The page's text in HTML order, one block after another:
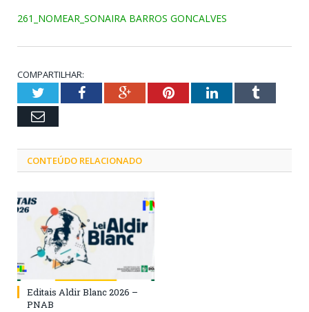
261_NOMEAR_SONAIRA BARROS GONCALVES
COMPARTILHAR:
TwitterFacebookGoogle+PinterestLinkedInTumblr
Email
CONTEÚDO RELACIONADO
Editais Aldir Blanc 2026 –
PNAB